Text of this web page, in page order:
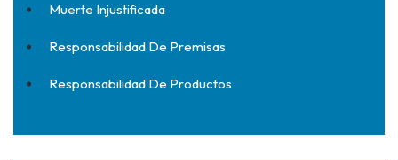
Muerte Injustificada
Responsabilidad De Premisas
Responsabilidad De Productos